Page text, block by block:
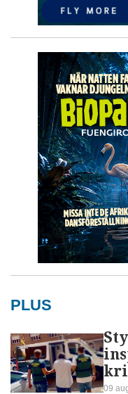
PLUS
09